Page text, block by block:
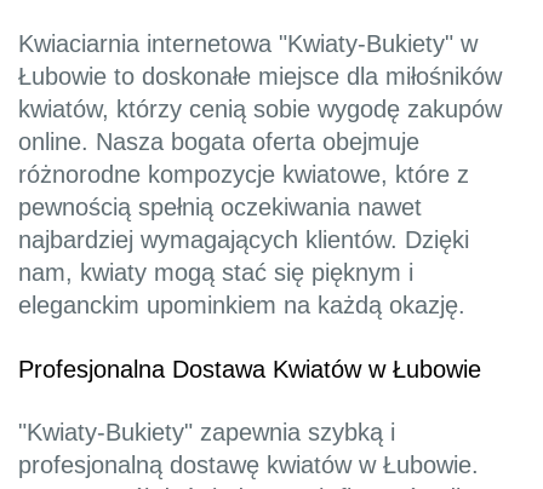
Kwiaciarnia internetowa "Kwiaty-Bukiety" w
Łubowie to doskonałe miejsce dla miłośników
kwiatów, którzy cenią sobie wygodę zakupów
online. Nasza bogata oferta obejmuje
różnorodne kompozycje kwiatowe, które z
pewnością spełnią oczekiwania nawet
najbardziej wymagających klientów. Dzięki
nam, kwiaty mogą stać się pięknym i
eleganckim upominkiem na każdą okazję.
Profesjonalna Dostawa Kwiatów w Łubowie
"Kwiaty-Bukiety" zapewnia szybką i
profesjonalną dostawę kwiatów w Łubowie.